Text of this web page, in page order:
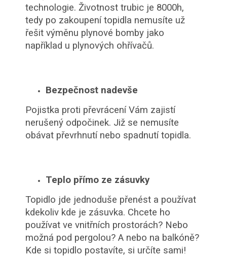
technologie. Životnost trubic je 8000h,
tedy po zakoupení topidla nemusíte už
řešit výměnu plynové bomby jako
například u plynových ohřívačů.
Bezpečnost nadevše
Pojistka proti převrácení Vám zajistí
nerušený odpočinek. Již se nemusíte
obávat převrhnutí nebo spadnutí topidla.
Teplo přímo ze zásuvky
Topidlo jde jednoduše přenést a používat
kdekoliv kde je zásuvka. Chcete ho
používat ve vnitřních prostorách? Nebo
možná pod pergolou? A nebo na balkóně?
Kde si topidlo postavíte, si určíte sami!